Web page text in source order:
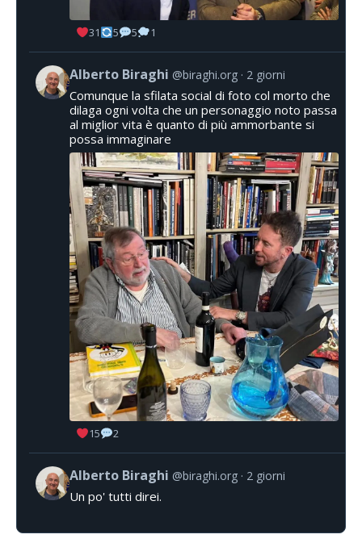
31 5 5 1
Alberto Biraghi @biraghi.org 2 giorni
Comunque la sfilata social di foto col morto che
dilaga ogni volta che un personaggio noto passa
al miglior vita è quanto di più ammorbante si
possa immaginare
15 2
Alberto Biraghi @biraghi.org 2 giorni
Un po' tutti direi.